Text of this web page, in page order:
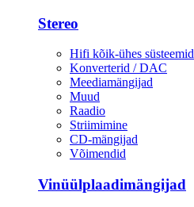
Stereo
Hifi kõik-ühes süsteemid
Konverterid / DAC
Meediamängijad
Muud
Raadio
Striimimine
CD-mängijad
Võimendid
Vinüülplaadimängijad